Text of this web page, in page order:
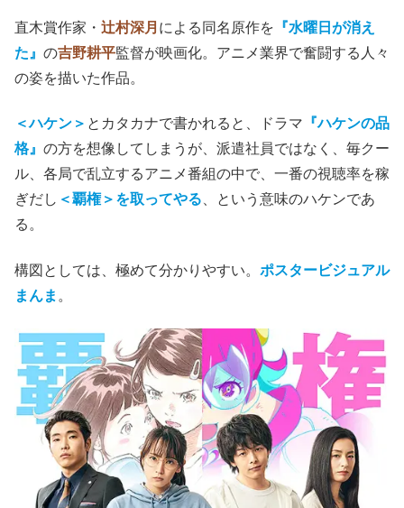
直木賞作家・ 辻村深月 による同名原作を 『水曜日が消え
た』 の吉野耕平監督が映画化。アニメ業界で奮闘する人々
の姿を描いた作品。
＜ハケン＞ とカタカナで書かれると、ドラマ 『ハケンの品
格』 の方を想像してしまうが、派遣社員ではなく、毎クー
ル、各局で乱立するアニメ番組の中で、一番の視聴率を稼
ぎだし ＜覇権＞を取ってやる 、という意味のハケンであ
る。
構図としては、極めて分かりやすい。 ポスタービジュアル
まんま 。